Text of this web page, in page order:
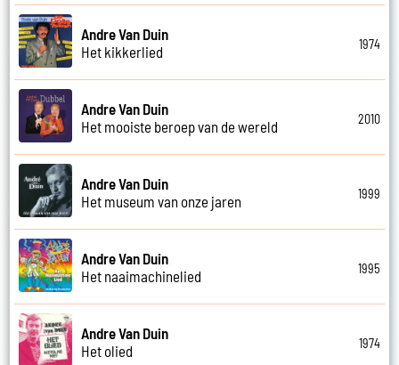
Andre Van Duin
Het kikkerlied
1974
Andre Van Duin
Het mooiste beroep van de wereld
2010
Andre Van Duin
Het museum van onze jaren
1999
Andre Van Duin
Het naaimachinelied
1995
Andre Van Duin
Het olied
1974